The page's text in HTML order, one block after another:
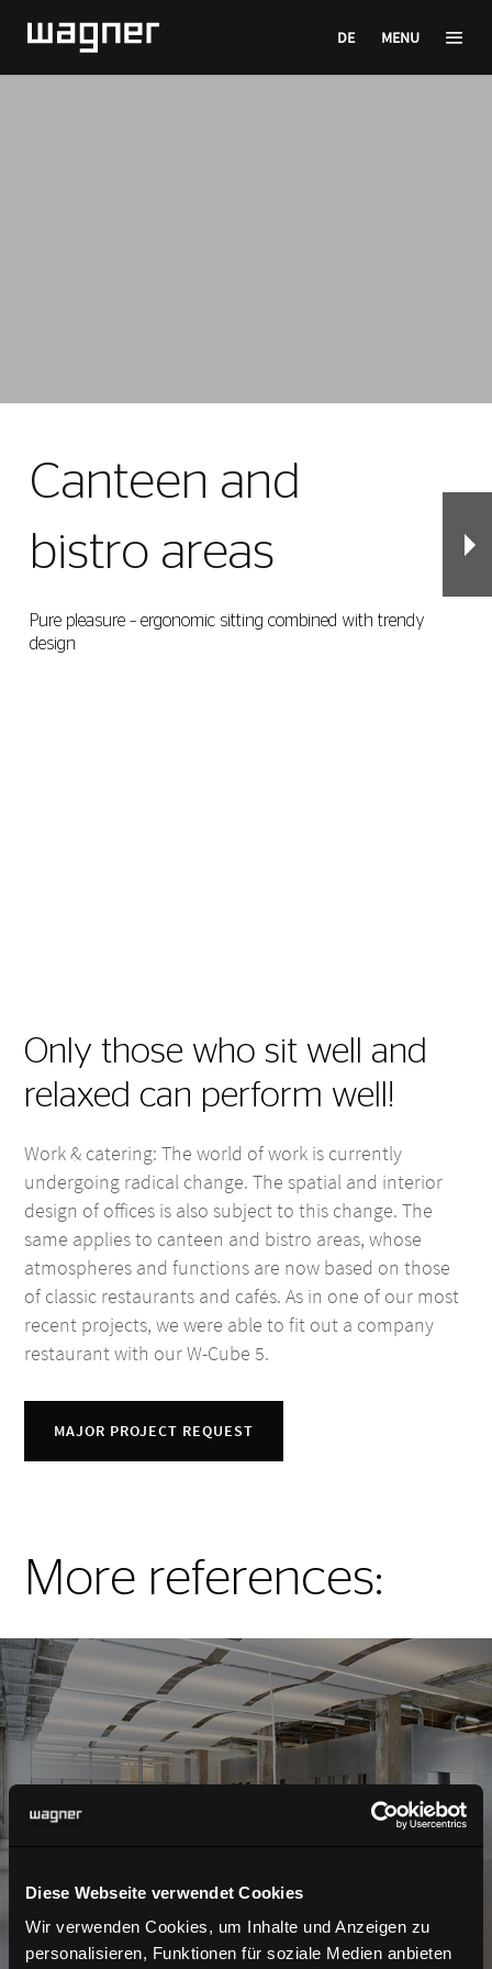
Diese Webseite verwendet Cookies
Wir verwenden Cookies, um Inhalte und Anzeigen zu
personalisieren, Funktionen für soziale Medien anbieten
DE MENU
Canteen and
bistro areas
Pure pleasure – ergonomic sitting combined with trendy
design
Only those who sit well and
relaxed can perform well!
Work & catering: The world of work is currently
undergoing radical change. The spatial and interior
design of offices is also subject to this change. The
same applies to canteen and bistro areas, whose
atmospheres and functions are now based on those
of classic restaurants and cafés. As in one of our most
recent projects, we were able to fit out a company
restaurant with our W-Cube 5.
MAJOR PROJECT REQUEST
More references: